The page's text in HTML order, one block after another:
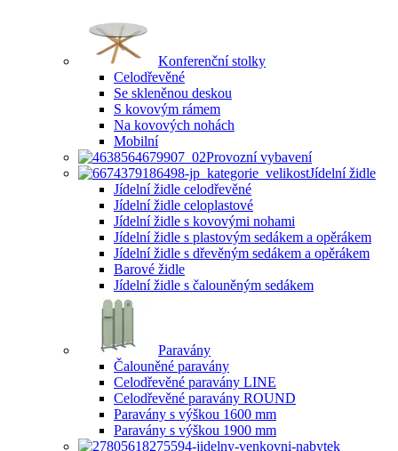
Konferenční stolky
Celodřevěné
Se skleněnou deskou
S kovovým rámem
Na kovových nohách
Mobilní
Provozní vybavení
Jídelní židle
Jídelní židle celodřevěné
Jídelní židle celoplastové
Jídelní židle s kovovými nohami
Jídelní židle s plastovým sedákem a opěrákem
Jídelní židle s dřevěným sedákem a opěrákem
Barové židle
Jídelní židle s čalouněným sedákem
Paravány
Čalouněné paravány
Celodřevěné paravány LINE
Celodřevěné paravány ROUND
Paravány s výškou 1600 mm
Paravány s výškou 1900 mm